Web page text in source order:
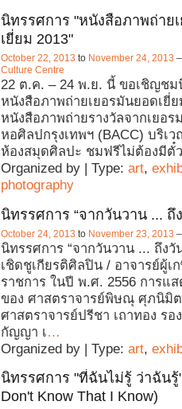
นิทรรศการ "หนังสือภาพถ่าย
เยี่ยม 2013"
October 22, 2013 to November 24, 2013
Culture Centre
22 ต.ค. – 24 พ.ย. นี้ ขอเชิญชม
หนังสือภาพถ่ายเยอรมันยอดเยี่
หนังสือภาพถ่ายรางวัลจากเยอ
หอศิลปกรุงเทพฯ (BACC) บริเ
ห้องสมุดศิลปะ ชมฟรีไม่ต้องมีตั๋
Organized by | Type: art,
photography
นิทรรศการ “จากวันวาน ... ถึ
October 24, 2013 to November 23, 2013
นิทรรศการ “จากวันวาน ... ถึงวั
เชิดชูเกียรติศิลปิน / อาจารย์ผู้เ
ราชการ ในปี พ.ศ. 2556 การแ
ของ ศาสตราจารย์พิษณุ ศุภนิมิ
ศาสตราจารย์ปรีชา เถาทอง รอ
กัญญา เ…
Organized by | Type: art,
นิทรรศการ "ที่ฉันไม่รู้ ว่าฉันรู้
Don't Know That I Know)